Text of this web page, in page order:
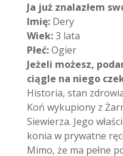
Ja już znalazłem
Imię:Dery
Wiek:3 lata
Płeć:Ogier
Jeżeli możesz,
ciągle na niego
Historia, stan
Koń wykupiony z
Siewierza. Jego
konia w prywatne
Mimo, że ma pełne